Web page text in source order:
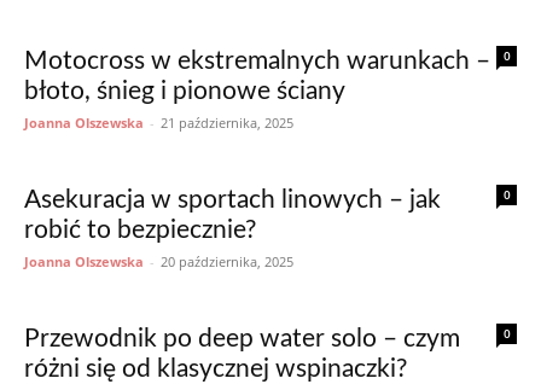
0
Motocross w ekstremalnych warunkach –
błoto, śnieg i pionowe ściany
Joanna Olszewska - 21 października, 2025
0
Asekuracja w sportach linowych – jak
robić to bezpiecznie?
Joanna Olszewska - 20 października, 2025
0
Przewodnik po deep water solo – czym
różni się od klasycznej wspinaczki?